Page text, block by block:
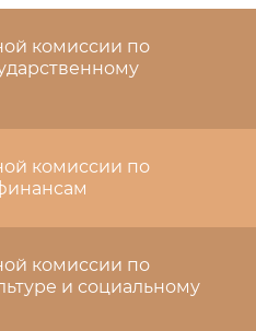
комиссии по
комиссии по
комиссии по
и социальному